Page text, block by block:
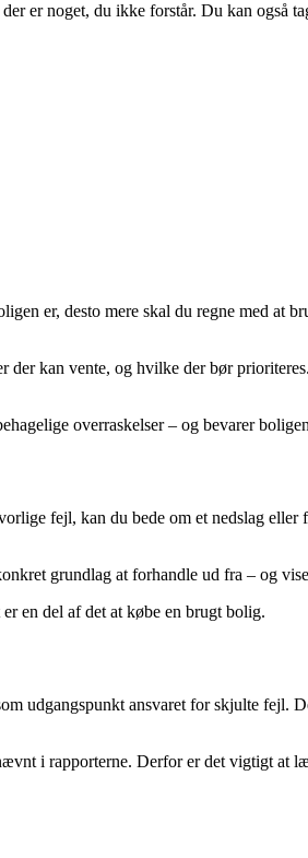
er noget, du ikke forstår. Du kan også
er, desto mere skal du regne med at
kan vente, og hvilke der bør
overraskelser – og bevarer
fejl, kan du bede om et nedslag
grundlag at forhandle ud fra – og
en del af det at købe en brugt bolig.
udgangspunkt ansvaret for skjulte fejl.
i rapporterne. Derfor er det vigtigt at